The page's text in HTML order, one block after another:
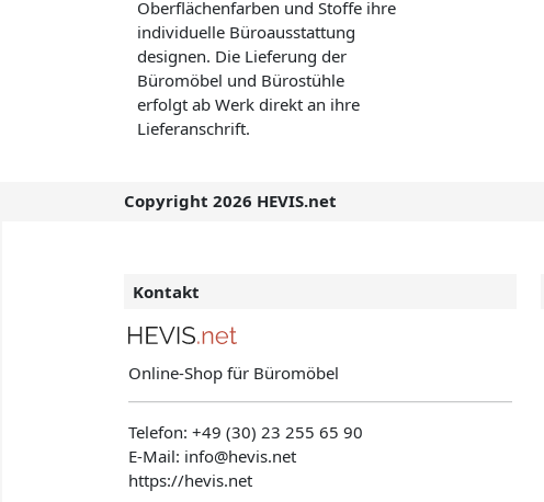
Oberflächenfarben und Stoffe ihre
individuelle Büroausstattung
designen. Die Lieferung der
Büromöbel und Bürostühle
erfolgt ab Werk direkt an ihre
Lieferanschrift.
Copyright 2026 HEVIS.net
Kontakt
Online-Shop für Büromöbel
Telefon:+49 (30) 23 255 65 90
E-Mail: info@hevis.net
https://hevis.net